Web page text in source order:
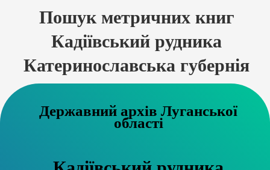
Пошук метричних книг
Кадіївський рудника
Катеринославська губернія
Державний архів Луганської
області